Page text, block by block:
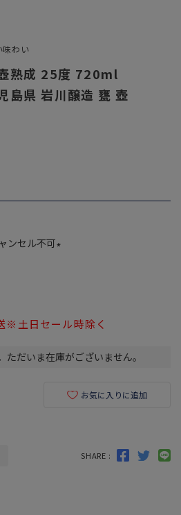
味わい
熟成 25度 720ml
島県 岩川醸造 甕 壺
ンセル不可
※土日セール時除く
ただいま在庫がございません。
お気に入りに追加
SHARE :